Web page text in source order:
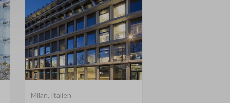
Milan, Italien